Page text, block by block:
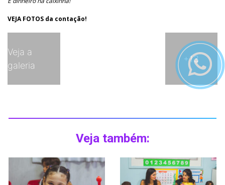
VEJA FOTOS da contação!
Veja a
galeria
+13
Veja também: